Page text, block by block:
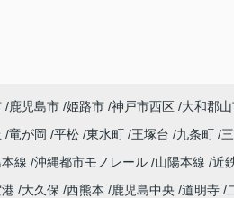
鹿児島市 姫路市 神戸市西区 大和郡
竜が岡 平松 東水町 王塚台 九条町
線 沖縄都市モノレール 山陽本線 近
大久保 西熊本 鹿児島中央 道明寺